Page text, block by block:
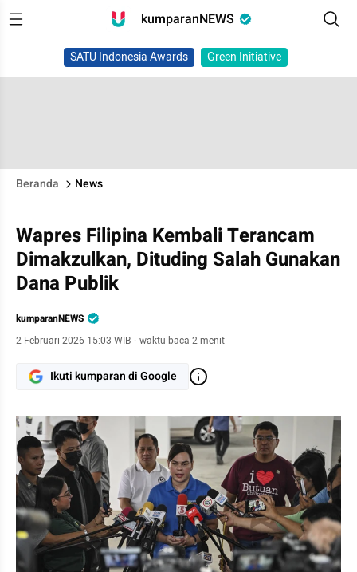
kumparanNEWS
SATU Indonesia Awards Green Initiative
Beranda News
Wapres Filipina Kembali Terancam
Dimakzulkan, Dituding Salah Gunakan
Dana Publik
kumparanNEWS
2 Februari 2026 15:03 WIB · waktu baca 2 menit
Ikuti kumparan di Google